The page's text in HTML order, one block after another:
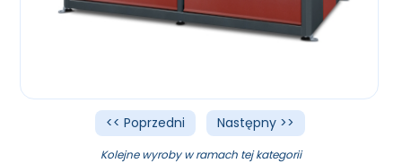
<< Poprzedni Następny >>
Kolejne wyroby w ramach tej kategorii